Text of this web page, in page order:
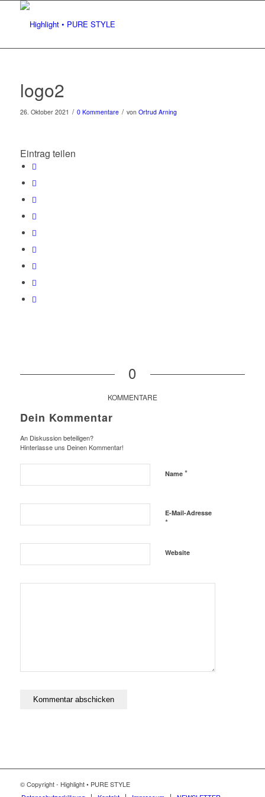
logo2
26. Oktober 2021 / 0 Kommentare / von Ortrud Arning
Eintrag teilen
0
KOMMENTARE
Dein Kommentar
An Diskussion beteiligen?
Hinterlasse uns Deinen Kommentar!
Name *
E-Mail-Adresse
*
Website
© Copyright - Highlight • PURE STYLE